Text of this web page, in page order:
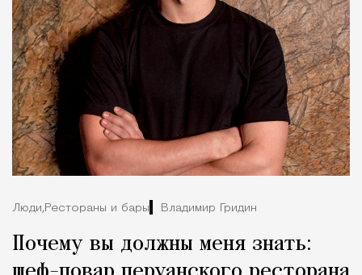
Люди, Рестораны и бары Владимир Гридин
Почему вы должны меня знать: